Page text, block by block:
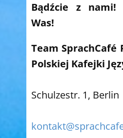
Bądźcie z nami!
Was!
Team SprachCafé
Polskiej Kafejki
Schulzestr. 1, Berlin